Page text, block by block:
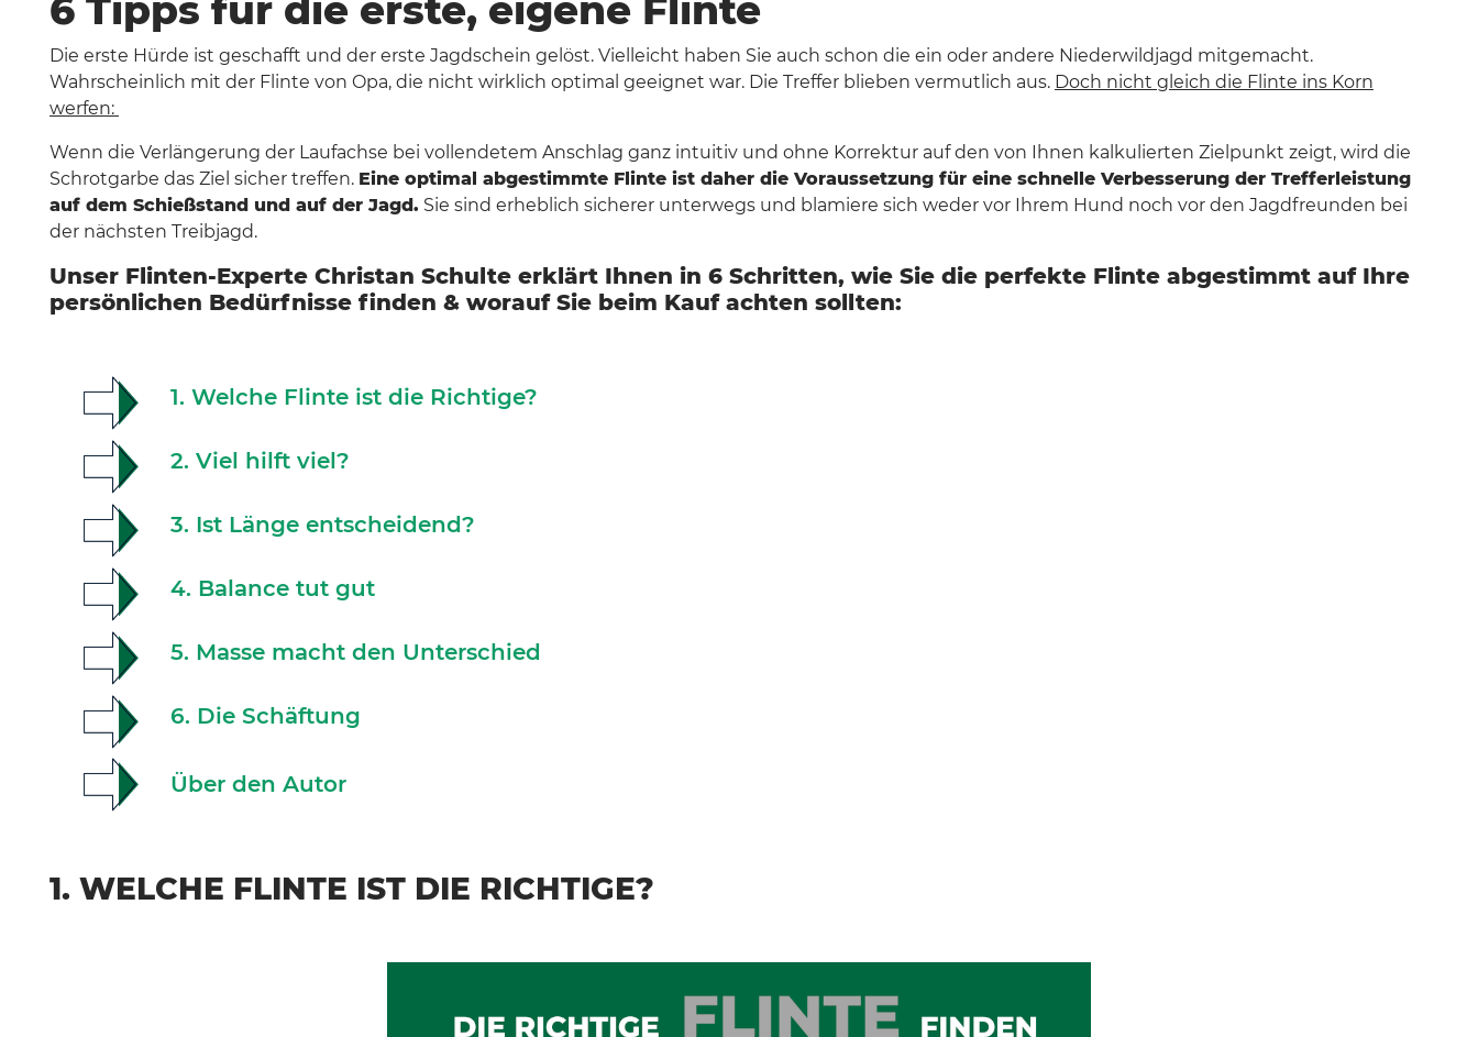
6 Tipps für die erste, eigene Flinte
Die erste Hürde ist geschafft und der erste Jagdschein gelöst. Vielleicht haben Sie auch schon die ein oder andere Niederwildjagd mitgemacht.
Wahrscheinlich mit der Flinte von Opa, die nicht wirklich optimal geeignet war. Die Treffer blieben vermutlich aus. Doch nicht gleich die Flinte ins Korn
werfen:
Wenn die Verlängerung der Laufachse bei vollendetem Anschlag ganz intuitiv und ohne Korrektur auf den von Ihnen kalkulierten Zielpunkt zeigt, wird die
Schrotgarbe das Ziel sicher treffen. Eine optimal abgestimmte Flinte ist daher die Voraussetzung für eine schnelle Verbesserung der Trefferleistung
auf dem Schießstand und auf der Jagd. Sie sind erheblich sicherer unterwegs und blamiere sich weder vor Ihrem Hund noch vor den Jagdfreunden bei
der nächsten Treibjagd.
Unser Flinten-Experte Christan Schulte erklärt Ihnen in 6 Schritten, wie Sie die perfekte Flinte abgestimmt auf Ihre
persönlichen Bedürfnisse finden & worauf Sie beim Kauf achten sollten:
1. Welche Flinte ist die Richtige?
2. Viel hilft viel?
3. Ist Länge entscheidend?
4. Balance tut gut
5. Masse macht den Unterschied
6. Die Schäftung
Über den Autor
1. WELCHE FLINTE IST DIE RICHTIGE?